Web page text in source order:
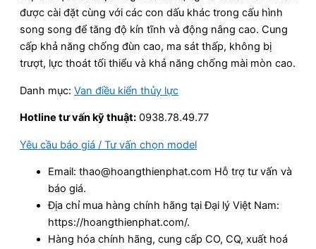
được cài đặt cùng với các con dấu khác trong cấu hình
song song để tăng độ kín tĩnh và động nâng cao. Cung
cấp khả năng chống đùn cao, ma sát thấp, không bị
trượt, lực thoát tối thiểu và khả năng chống mài mòn cao.
Danh mục: Van điều kiển thủy lực
Hotline tư vấn kỹ thuật: 0938.78.49.77
Yêu cầu báo giá / Tư vấn chọn model
Email: thao@hoangthienphat.com Hỗ trợ tư vấn và
báo giá.
Địa chỉ mua hàng chính hãng tại Đại lý Việt Nam:
https://hoangthienphat.com/.
Hàng hóa chính hãng, cung cấp CO, CQ, xuất hoá